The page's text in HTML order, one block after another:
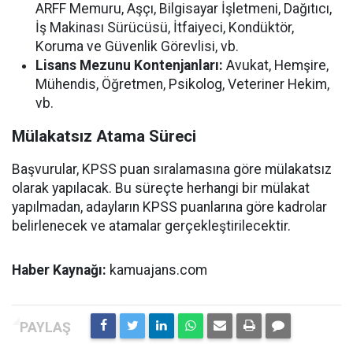
ARFF Memuru, Aşçı, Bilgisayar İşletmeni, Dağıtıcı,
İş Makinası Sürücüsü, İtfaiyeci, Kondüktör,
Koruma ve Güvenlik Görevlisi, vb.
Lisans Mezunu Kontenjanları: Avukat, Hemşire,
Mühendis, Öğretmen, Psikolog, Veteriner Hekim,
vb.
Mülakatsız Atama Süreci
Başvurular, KPSS puan sıralamasına göre mülakatsız
olarak yapılacak. Bu süreçte herhangi bir mülakat
yapılmadan, adayların KPSS puanlarına göre kadrolar
belirlenecek ve atamalar gerçekleştirilecektir.
Haber Kaynağı: kamuajans.com